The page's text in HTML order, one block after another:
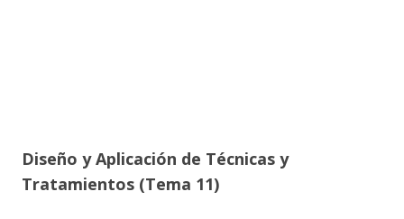
Diseño y Aplicación de Técnicas y
Tratamientos (Tema 11)